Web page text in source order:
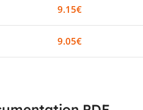
9.15€
9.05€